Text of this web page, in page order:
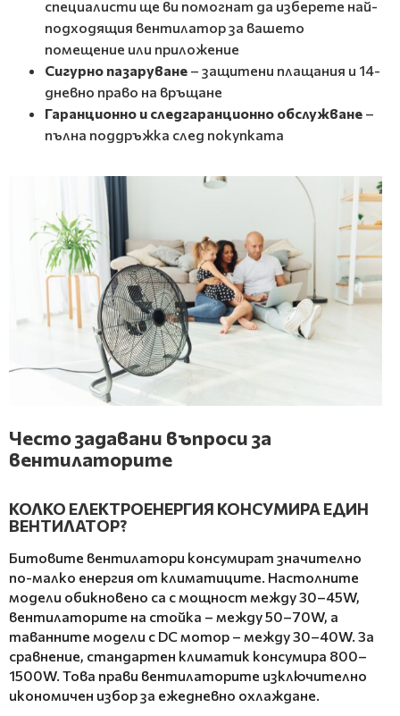
специалисти ще ви помогнат да изберете най-
подходящия вентилатор за вашето
помещение или приложение
Сигурно пазаруване – защитени плащания и 14-
дневно право на връщане
Гаранционно и следгаранционно обслужване –
пълна поддръжка след покупката
Често задавани въпроси за
вентилаторите
КОЛКО ЕЛЕКТРОЕНЕРГИЯ КОНСУМИРА ЕДИН
ВЕНТИЛАТОР?
Битовите вентилатори консумират значително
по-малко енергия от климатиците. Настолните
модели обикновено са с мощност между 30–45W,
вентилаторите на стойка – между 50–70W, а
таванните модели с DC мотор – между 30–40W. За
сравнение, стандартен климатик консумира 800–
1500W. Това прави вентилаторите изключително
икономичен избор за ежедневно охлаждане.